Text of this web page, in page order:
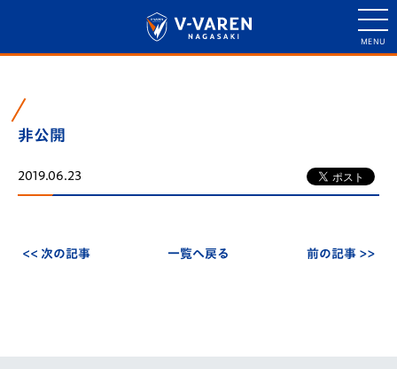
非公開
2019.06.23
<< 次の記事 一覧へ戻る 前の記事 >>